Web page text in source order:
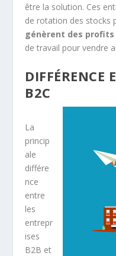
être la solution. Ces
de rotation des stocks
génèrent des profits
de travail pour vendre
DIFFÉRENCE
B2C
La
princip
ale
différe
nce
entre
les
entrepr
ises
B2B et